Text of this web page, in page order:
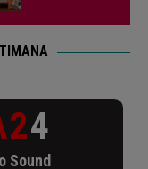
4
Sound